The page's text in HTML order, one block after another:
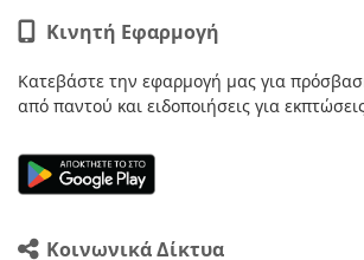
Κινητή Εφαρμογή
Κατεβάστε την εφαρμογή μας για
από παντού και ειδοποιήσεις για
Κοινωνικά Δίκτυα